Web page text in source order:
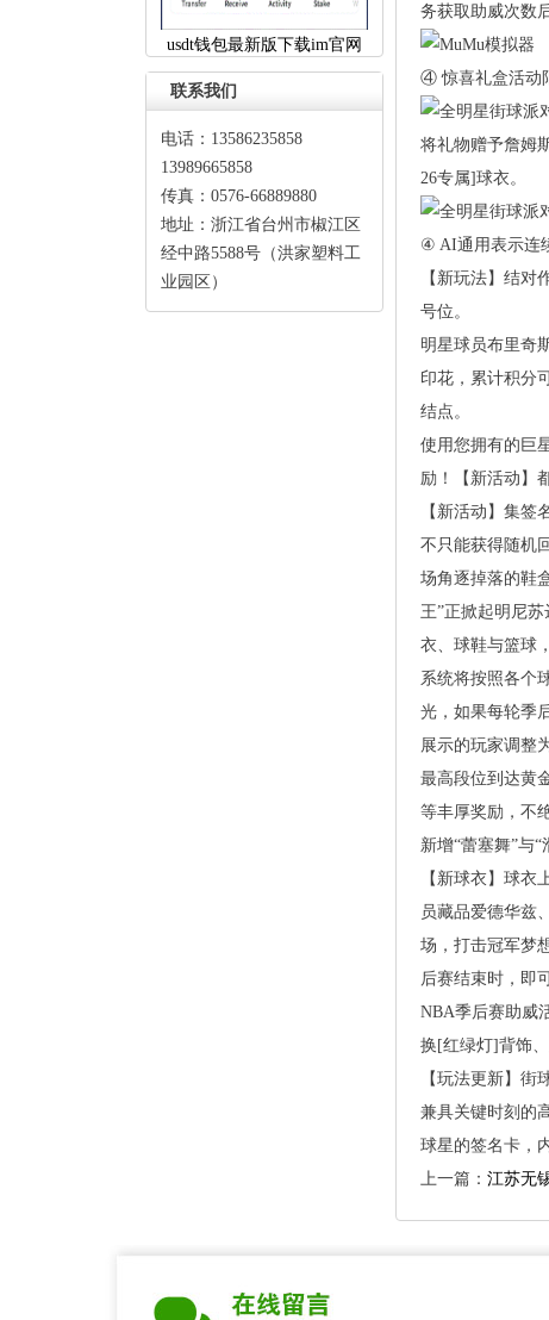
usdt钱包最新版下载im官网
联系我们
电话：13586235858
13989665858
传真：0576-66889880
地址：浙江省台州市椒江区
经中路5588号（洪家塑料工
业园区）
务获取助威次数
④惊喜礼盒活动
将礼物赠予詹姆
26专属]球衣。
④AI通用表示连
【新玩法】结
号位。
明星球员布里奇
印花，累计积分
结点。
使用您拥有的巨
励！【新活动】
【新活动】集签
不只能获得随机
场角逐掉落的鞋
王”正掀起明尼
衣、球鞋与篮球
系统将按照各个
光，如果每轮季
展示的玩家调整
最高段位到达黄
等丰厚奖励，不
新增“蕾塞舞”与“
【新球衣】球
员藏品爱德华兹
场，打击冠军梦
后赛结束时，即
NBA季后赛助威
换[红绿灯]背饰
【玩法更新】
兼具关键时刻的
球星的签名卡，
上一篇： 江苏无